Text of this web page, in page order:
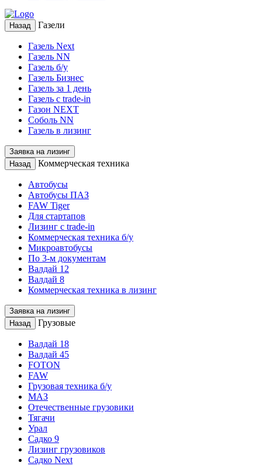
Назад Газели
Газель Next
Газель NN
Газель б/у
Газель Бизнес
Газель за 1 день
Газель с trade-in
Газон NEXT
Соболь NN
Газель в лизинг
Заявка на лизинг
Назад
Коммерческая техника
Автобусы
Автобусы ПАЗ
FAW Tiger
Для стартапов
Лизинг с trade-in
Коммерческая техника б/у
Микроавтобусы
По 3-м документам
Валдай 12
Валдай 8
Коммерческая техника в лизинг
Заявка на лизинг
Назад
Грузовые
Валдай 18
Валдай 45
FOTON
FAW
Грузовая техника б/у
МАЗ
Отечественные грузовики
Тягачи
Урал
Садко 9
Лизинг грузовиков
Садко Next